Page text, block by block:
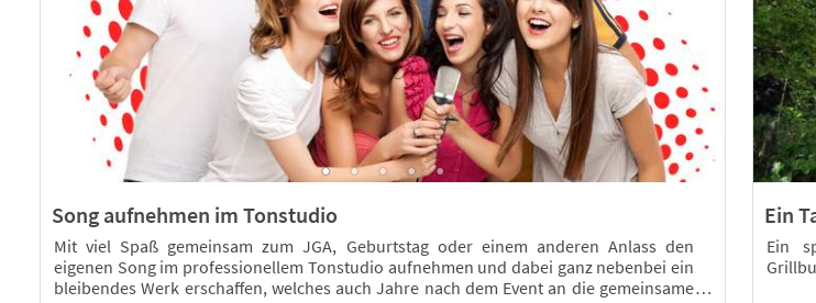
Song aufnehmen im Tonstudio
Mit viel Spaß gemeinsam zum JGA, Geburtstag oder einem anderen Anlass den
eigenen Song im professionellem Tonstudio aufnehmen und dabei ganz nebenbei ein
bleibendes Werk erschaffen, welches auch Jahre nach dem Event an die gemeinsame
Ein
Ein